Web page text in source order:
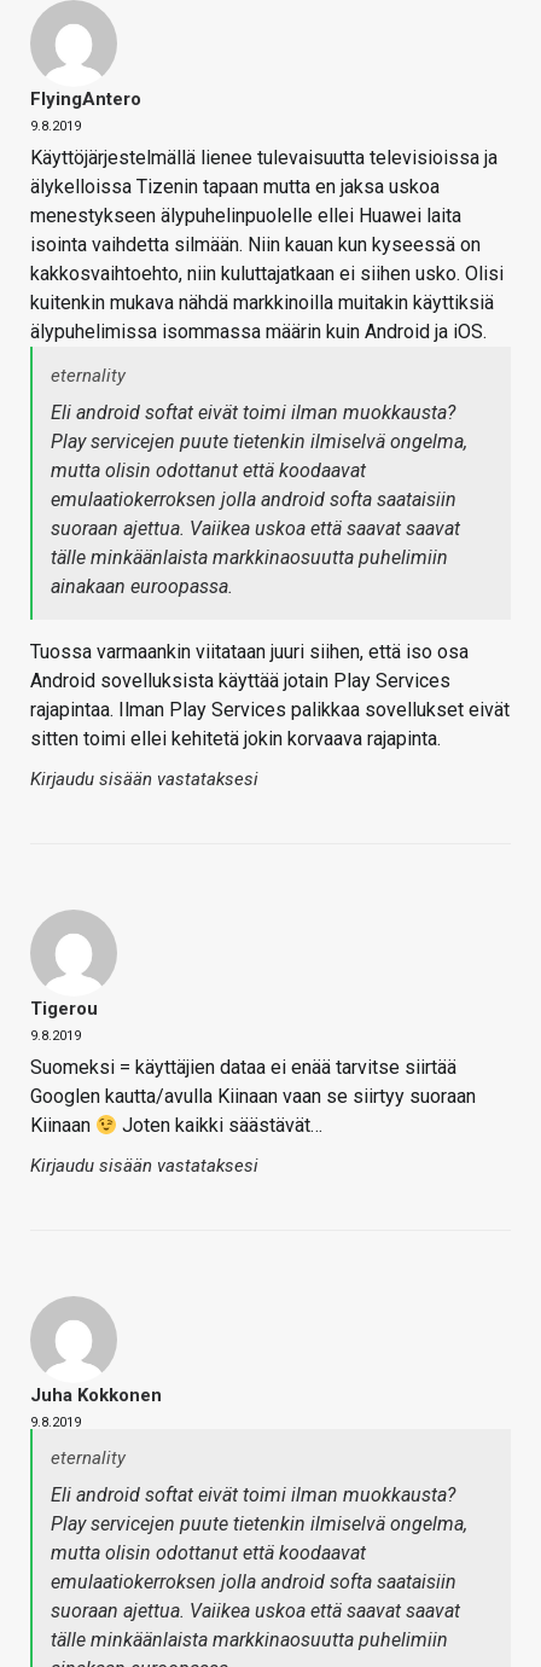
FlyingAntero
9.8.2019
Käyttöjärjestelmällä lienee tulevaisuutta televisioissa ja
älykelloissa Tizenin tapaan mutta en jaksa uskoa
menestykseen älypuhelinpuolelle ellei Huawei laita
isointa vaihdetta silmään. Niin kauan kun kyseessä on
kakkosvaihtoehto, niin kuluttajatkaan ei siihen usko. Olisi
kuitenkin mukava nähdä markkinoilla muitakin käyttiksiä
älypuhelimissa isommassa määrin kuin Android ja iOS.
eternality
Eli android softat eivät toimi ilman muokkausta?
Play servicejen puute tietenkin ilmiselvä ongelma,
mutta olisin odottanut että koodaavat
emulaatiokerroksen jolla android softa saataisiin
suoraan ajettua. Vaiikea uskoa että saavat saavat
tälle minkäänlaista markkinaosuutta puhelimiin
ainakaan euroopassa.
Tuossa varmaankin viitataan juuri siihen, että iso osa
Android sovelluksista käyttää jotain Play Services
rajapintaa. Ilman Play Services palikkaa sovellukset eivät
sitten toimi ellei kehitetä jokin korvaava rajapinta.
Kirjaudu sisään vastataksesi
Tigerou
9.8.2019
Suomeksi = käyttäjien dataa ei enää tarvitse siirtää
Googlen kautta/avulla Kiinaan vaan se siirtyy suoraan
Kiinaan
Joten kaikki säästävät…
Kirjaudu sisään vastataksesi
Juha Kokkonen
9.8.2019
eternality
Eli android softat eivät toimi ilman muokkausta?
Play servicejen puute tietenkin ilmiselvä ongelma,
mutta olisin odottanut että koodaavat
emulaatiokerroksen jolla android softa saataisiin
suoraan ajettua. Vaiikea uskoa että saavat saavat
tälle minkäänlaista markkinaosuutta puhelimiin